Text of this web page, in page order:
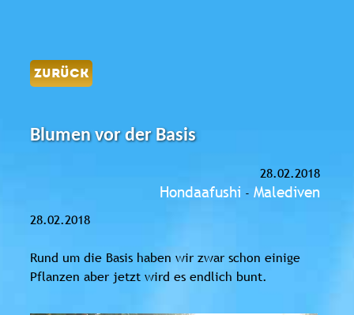
ZURÜCK
Blumen vor der Basis
28.02.2018
Hondaafushi - Malediven
28.02.2018
Rund um die Basis haben wir zwar schon einige
Pflanzen aber jetzt wird es endlich bunt.